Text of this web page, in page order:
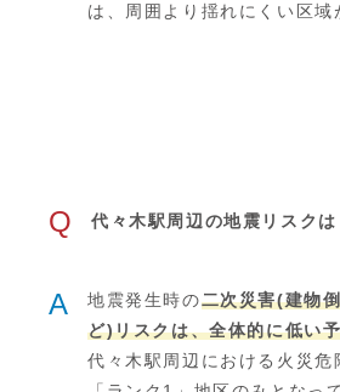
は、周囲より揺れにくい区域
Q 代々木駅周辺の地震リスクは
A 地震発生時の二次災害(建物
ど)リスクは、全体的に低い
代々木駅周辺における火災危